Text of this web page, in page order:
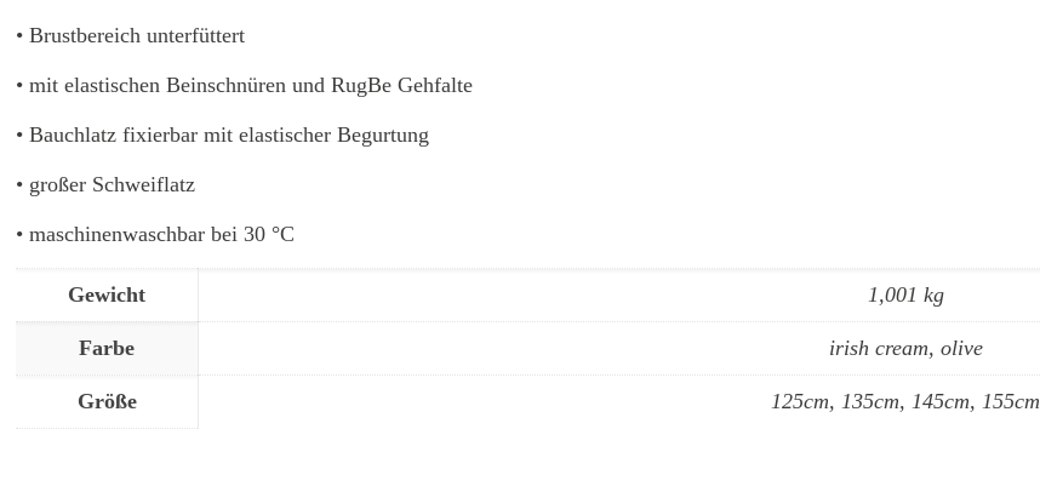
• Brustbereich unterfüttert
• mit elastischen Beinschnüren und RugBe Gehfalte
• Bauchlatz fixierbar mit elastischer Begurtung
• großer Schweiflatz
• maschinenwaschbar bei 30 °C
Gewicht 1,001 kg
Farbe irish cream, olive
Größe 125cm, 135cm, 145cm, 155cm